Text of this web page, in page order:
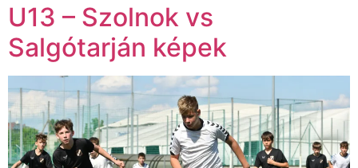
U13 – Szolnok vs
Salgótarján képek